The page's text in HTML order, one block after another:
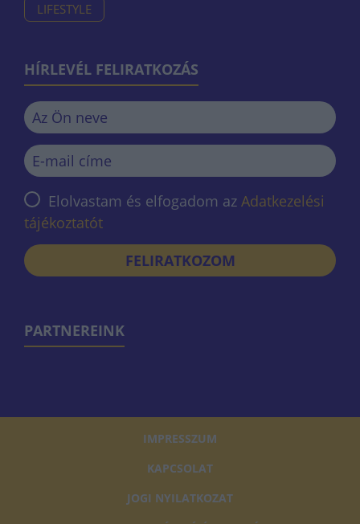
LIFESTYLE
HÍRLEVÉL FELIRATKOZÁS
Elolvastam és elfogadom az Adatkezelési
tájékoztatót
FELIRATKOZOM
PARTNEREINK
IMPRESSZUM
KAPCSOLAT
JOGI NYILATKOZAT